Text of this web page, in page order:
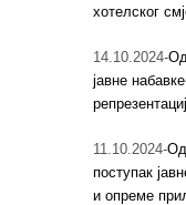
хотелског
14.10.2024-
јавне
11.10.2024-
поступак
и опреме